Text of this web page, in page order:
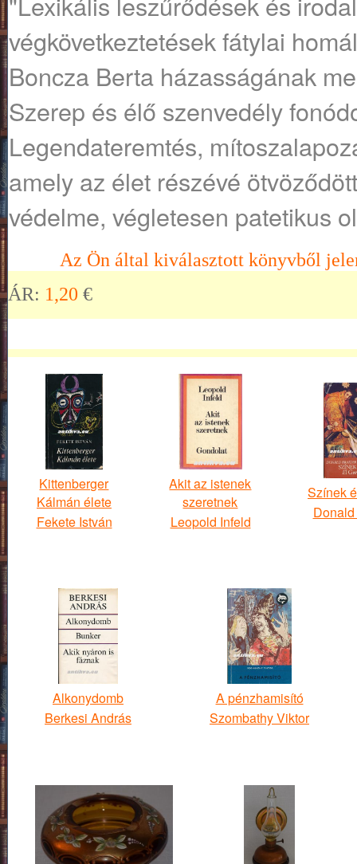
végkövetkeztetések fátylai
Boncza Berta házasságának
Szerep és élő szenvedély
Legendateremtés,
amely az élet részévé
védelme, végletesen patetikus
Az Ön által kiválasztott könyvből
ÁR: 1,20 €
Kittenberger
Kálmán élete
Fekete István
Akit az istenek
szeretnek
Leopold Infeld
Színek
Alkonydomb
Berkesi András
A pénzhamisító
Szombathy Viktor